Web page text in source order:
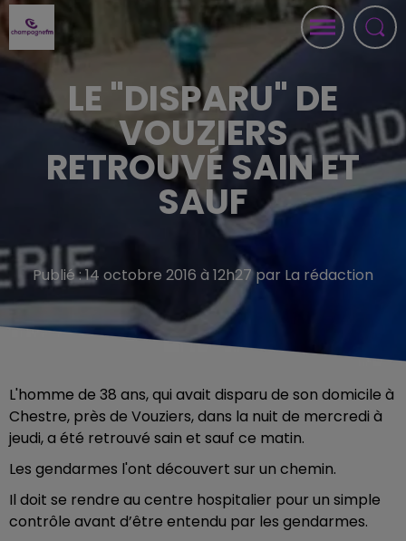
LE "DISPARU" DE
VOUZIERS
RETROUVÉ SAIN ET
SAUF
Publié : 14 octobre 2016 à 12h27 par La rédaction
L'homme de 38 ans, qui avait disparu de son domicile à
Chestre, près de Vouziers, dans la nuit de mercredi à
jeudi, a été retrouvé sain et sauf ce matin.
Les gendarmes l'ont découvert sur un chemin.
Il doit se rendre au centre hospitalier pour un simple
contrôle avant d’être entendu par les gendarmes.